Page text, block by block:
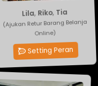
Lila,Riko,Tia
(Ajukan Retur Barang Belanja
Online)
Setting Peran